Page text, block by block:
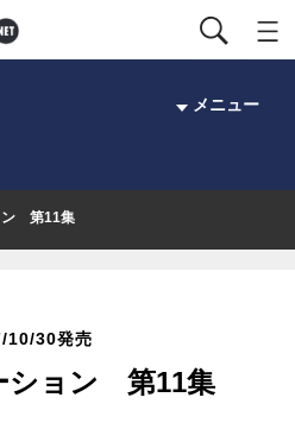
メニュー
ン 第11集
10/30発売
ション 第11集